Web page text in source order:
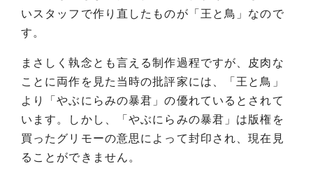
いスタッフで作り直したものが「王と鳥」なので
す。
まさしく執念とも言える制作過程ですが、皮肉な
ことに両作を見た当時の批評家には、「王と鳥」
より「やぶにらみの暴君」の優れているとされて
います。しかし、「やぶにらみの暴君」は版権を
買ったグリモーの意思によって封印され、現在見
ることができません。